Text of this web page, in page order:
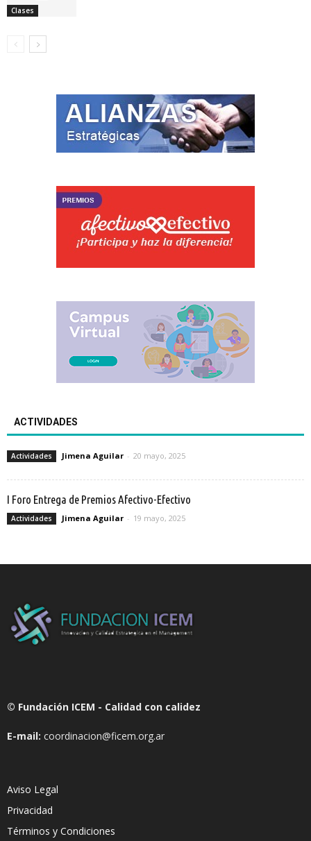
Clases
ACTIVIDADES
Actividades Jimena Aguilar - 20 mayo, 2025
I Foro Entrega de Premios Afectivo-Efectivo
Actividades Jimena Aguilar - 19 mayo, 2025
© Fundación ICEM - Calidad con calidez
E-mail: coordinacion@ficem.org.ar
Aviso Legal
Privacidad
Términos y Condiciones